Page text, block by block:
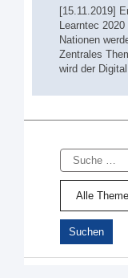
[15.11.2019]
Learntec
Nationen
Zentrales
wird der
Suche